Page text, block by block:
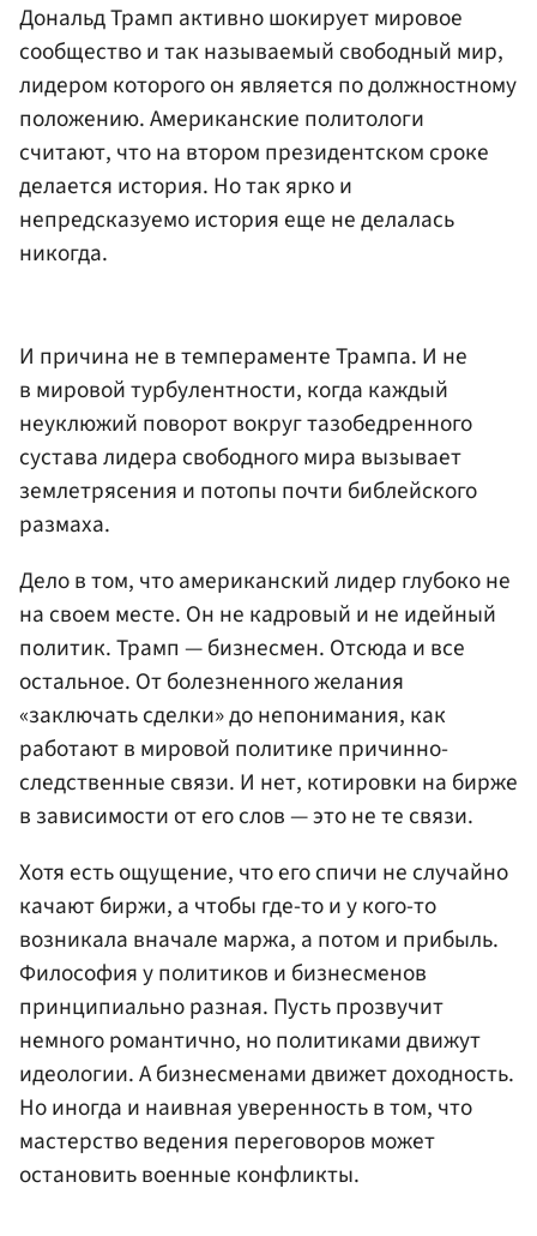
Дональд Трамп активно шокирует мировое
сообщество и так называемый свободный мир,
лидером которого он является по должностному
положению. Американские политологи
считают, что на втором президентском сроке
делается история. Но так ярко и
непредсказуемо история еще не делалась
никогда.
И причина не в темпераменте Трампа. И не
в мировой турбулентности, когда каждый
неуклюжий поворот вокруг тазобедренного
сустава лидера свободного мира вызывает
землетрясения и потопы почти библейского
размаха.
Дело в том, что американский лидер глубоко не
на своем месте. Он не кадровый и не идейный
политик. Трамп — бизнесмен. Отсюда и все
остальное. От болезненного желания
«заключать сделки» до непонимания, как
работают в мировой политике причинно-
следственные связи. И нет, котировки на бирже
в зависимости от его слов — это не те связи.
Хотя есть ощущение, что его спичи не случайно
качают биржи, а чтобы где-то и у кого-то
возникала вначале маржа, а потом и прибыль.
Философия у политиков и бизнесменов
принципиально разная. Пусть прозвучит
немного романтично, но политиками движут
идеологии. А бизнесменами движет доходность.
Но иногда и наивная уверенность в том, что
мастерство ведения переговоров может
остановить военные конфликты.